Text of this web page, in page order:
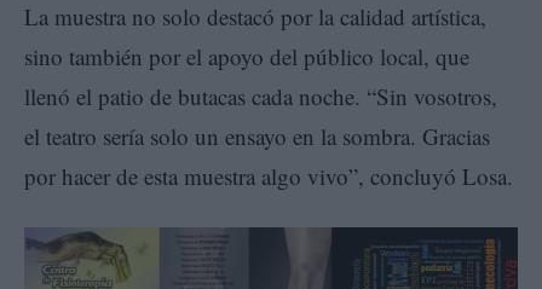
La muestra no solo destacó por la calidad artística,
sino también por el apoyo del público local, que
llenó el patio de butacas cada noche. “Sin vosotros,
el teatro sería solo un ensayo en la sombra. Gracias
por hacer de esta muestra algo vivo”, concluyó Losa.